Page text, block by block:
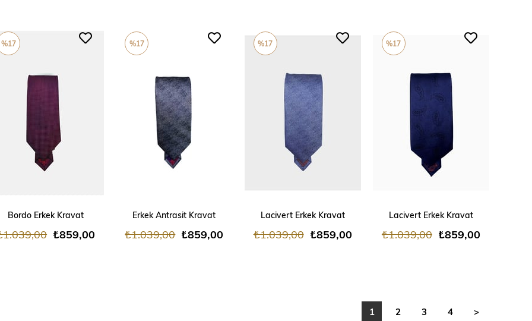
ADD TO CART
Bordo Erkek Kravat
₺859,00
%17
ADD TO CART
Erkek Antrasit Kravat
₺859,00
₺1.039,00
%17
ADD TO CART
Lacivert Erkek Kravat
₺859,00
₺1.039,00
%17
ADD TO CART
Lacivert Erkek Kravat
₺859,00
₺1.039,00
%17
1 2 3 4 >